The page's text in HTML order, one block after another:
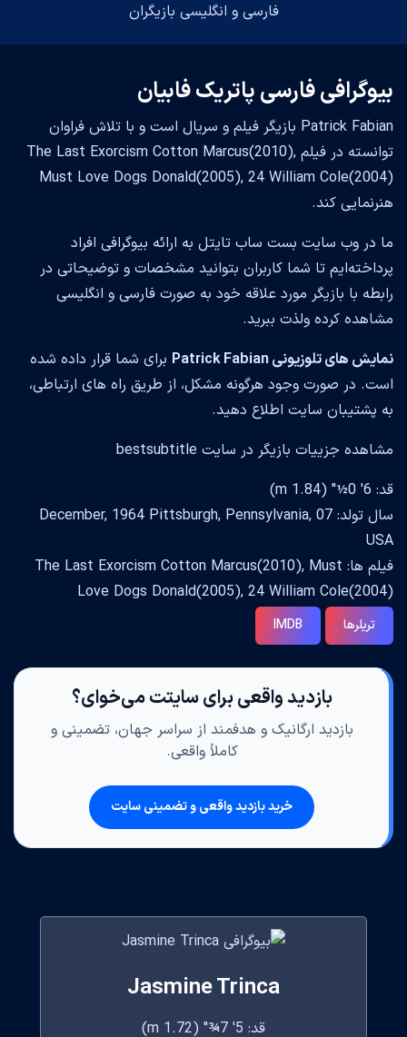
فارسی و انگلیسی بازیگران
بیوگرافی فارسی پاتریک فابیان
Patrick Fabian بازیگر فیلم و سریال است و با تلاش فراوان
توانسته در فیلم The Last Exorcism Cotton Marcus(2010),
Must Love Dogs Donald(2005), 24 William Cole(2004)
هنرنمایی کند.
ما در وب سایت بست ساب تایتل به ارائه بیوگرافی افراد
پرداخته‌ایم تا شما کاربران بتوانید مشخصات و توضیحاتی در
رابطه با بازیگر مورد علاقه خود به صورت فارسی و انگلیسی
مشاهده کرده ولذت ببرید.
نمایش های تلوزیونی Patrick Fabian
برای شما قرار داده شده
است. در صورت وجود هرگونه مشکل، از طریق راه های ارتباطی،
به پشتیبان سایت اطلاع دهید.
مشاهده جزییات بازیگر در سایت bestsubtitle
قد: 6' 0½" (1.84 m)
سال تولد: 07 December, 1964 Pittsburgh, Pennsylvania,
USA
فیلم ها: The Last Exorcism Cotton Marcus(2010), Must
Love Dogs Donald(2005), 24 William Cole(2004)
تریلرها IMDB
بازدید واقعی برای سایتت می‌خوای؟
بازدید ارگانیک و هدفمند از سراسر جهان، تضمینی و
کاملاً واقعی.
خرید بازدید واقعی و تضمینی سایت
Jasmine Trinca
قد: 5' 7¾" (1.72 m)